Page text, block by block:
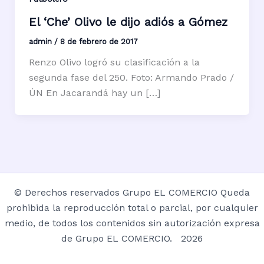
El ‘Che’ Olivo le dijo adiós a Gómez
admin / 8 de febrero de 2017
Renzo Olivo logró su clasificación a la
segunda fase del 250. Foto: Armando Prado /
ÚN En Jacarandá hay un […]
© Derechos reservados Grupo EL COMERCIO Queda
prohibida la reproducción total o parcial, por cualquier
medio, de todos los contenidos sin autorización expresa
de Grupo EL COMERCIO. 2026